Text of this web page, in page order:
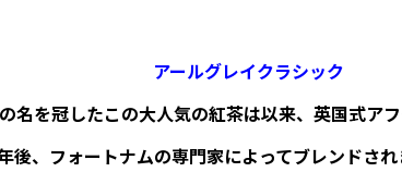
アールグレイクラシック
名を冠したこの大人気の紅茶は以来、英国式ア
、フォートナムの専門家によってブレンドさ